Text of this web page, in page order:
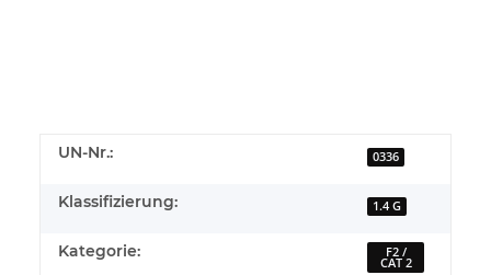
UN-Nr.: 0336
Klassifizierung: 1.4 G
Kategorie: F2 /
CAT 2